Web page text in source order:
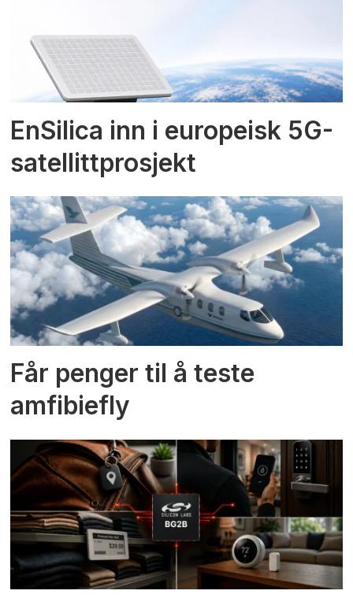
EnSilica inn i europeisk 5G-
satellittprosjekt
Får penger til å teste
amfibiefly